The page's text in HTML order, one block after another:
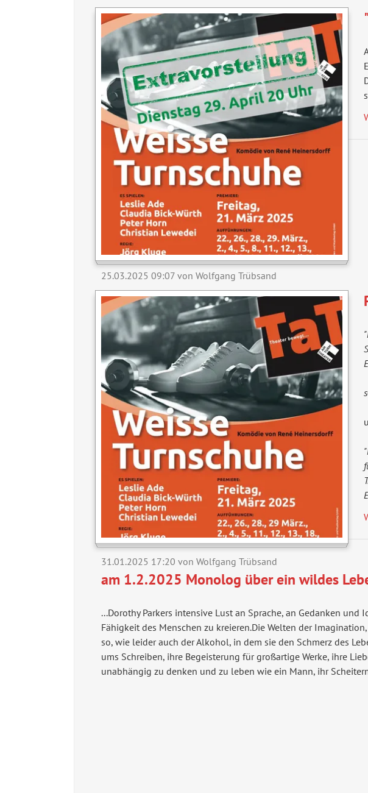
25.03.2025 09:07 von Wolfgang Trübsand
s
31.01.2025 17:20 von Wolfgang Trübsand
am 1.2.2025 Monolog über ein wildes
...Dorothy Parkers intensive Lust an Sprache, an Gedanken
Fähigkeit des Menschen zu kreieren.Die Welten der
so, wie leider auch der Alkohol, in dem sie den Schmerz des
ums Schreiben, ihre Begeisterung für großartige Werke, ihre
unabhängig zu denken und zu leben wie ein Mann, ihr